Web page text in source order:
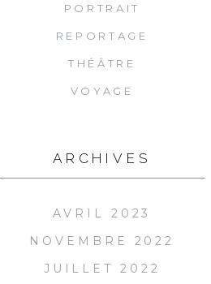
PORTRAIT
REPORTAGE
THÉÂTRE
VOYAGE
ARCHIVES
AVRIL 2023
NOVEMBRE 2022
JUILLET 2022